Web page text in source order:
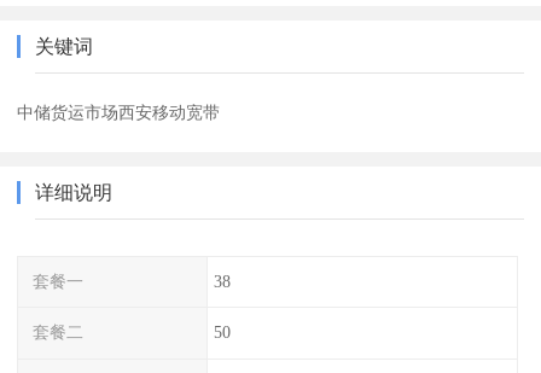
关键词
中储货运市场西安移动宽带
详细说明
套餐一 38
套餐二 50